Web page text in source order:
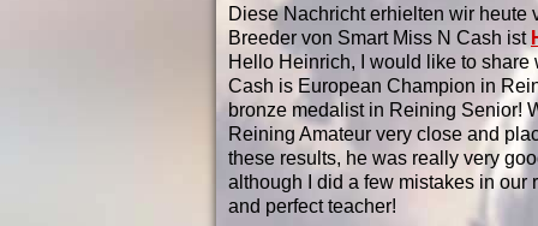
Diese Nachricht erhielten wir heute
Breeder von Smart Miss N Cash ist
Hello Heinrich, I would like to share
Cash is European Champion in
bronze medalist in Reining Senior!
Reining Amateur very close and
these results, he was really very
although I did a few mistakes in our
and perfect teacher!